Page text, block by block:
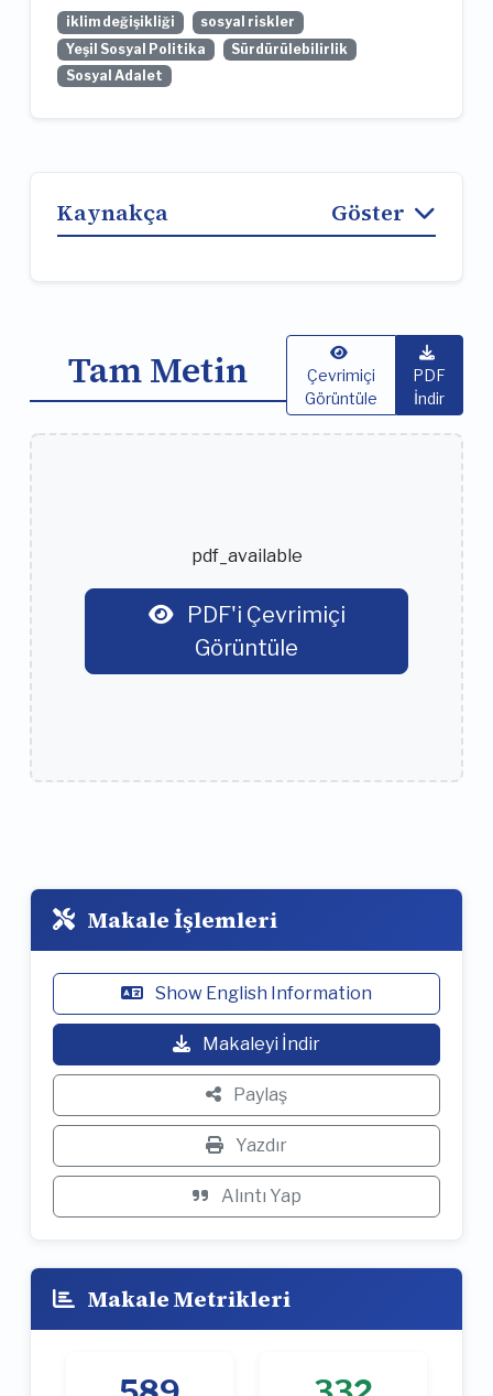
iklim değişikliği
sosyal riskler
Yeşil Sosyal Politika
Sürdürülebilirlik
Sosyal Adalet
Kaynakça Göster
Tam Metin
Çevrimiçi
Görüntüle
PDF
İndir
pdf_available
Görüntüle
Makale İşlemleri
Show English Information
Makaleyi İndir
Paylaş
Yazdır
Alıntı Yap
Makale Metrikleri